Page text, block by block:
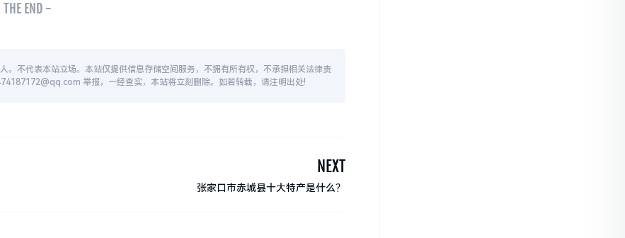
END -
。不代表本站立场。本站仅提供信息存储空间服务，不拥有所有权，不承担相关法律责
举报，一经查实，本站将立刻删除。如若转载，请注明出处!
NEXT
张家口市赤城县十大特产是什么？